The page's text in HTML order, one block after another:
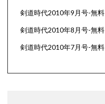
剣道時代2010年9月号-無料
剣道時代2010年8月号-無料
剣道時代2010年7月号-無料